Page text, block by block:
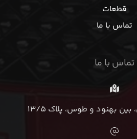
قطعات
تماس با ما
تماس با ما
بهنود و طوس، پلاک 13/5